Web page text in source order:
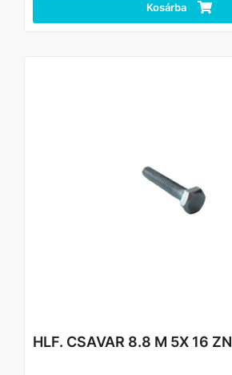
Kosárba
HLF. CSAVAR 8.8 M 5X 16 ZN